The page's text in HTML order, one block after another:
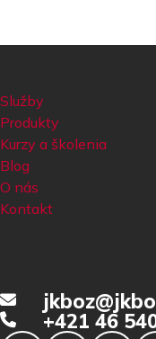
Služby
Produkty
Kurzy a školenia
Blog
O nás
Kontakt
+421 46